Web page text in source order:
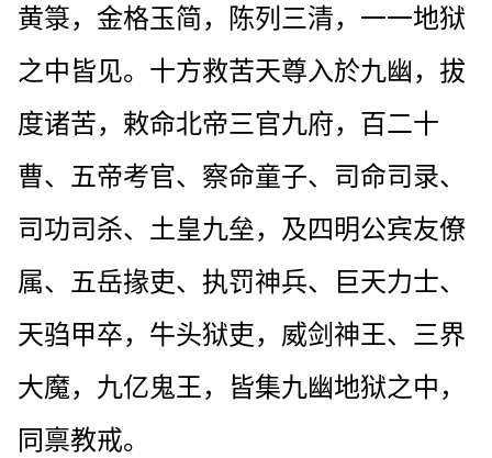
黄箓，金格玉简，陈列三清，一一地狱
之中皆见。十方救苦天尊入於九幽，拔
度诸苦，敕命北帝三官九府，百二十
曹、五帝考官、察命童子、司命司录、
司功司杀、土皇九垒，及四明公宾友僚
属、五岳掾吏、执罚神兵、巨天力士、
天驺甲卒，牛头狱吏，威剑神王、三界
大魔，九亿鬼王，皆集九幽地狱之中，
同禀教戒。